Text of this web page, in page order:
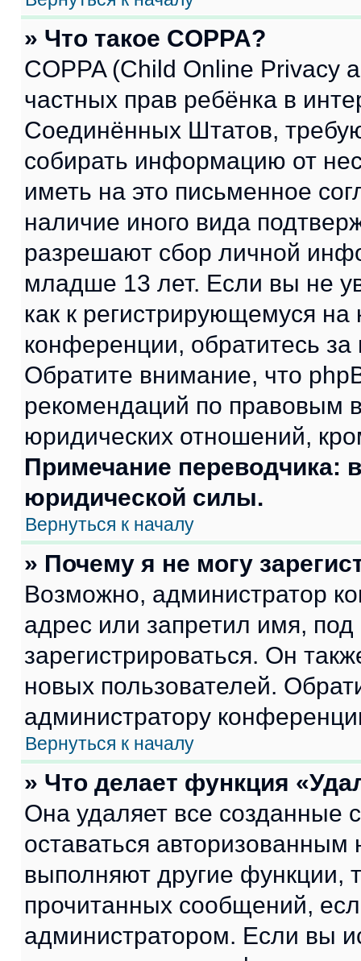
» Что такое COPPA?
COPPA (Child Online Privacy
частных прав ребёнка в
Соединённых Штатов,
собирать информацию от
иметь на это письменное
наличие иного вида
разрешают сбор личной
младше 13 лет. Если вы не
как к регистрирующемуся
конференции, обратитесь
Обратите внимание, что
рекомендаций по правовым
юридических отношений,
Примечание переводчика:
юридической силы.
Вернуться к началу
» Почему я не могу
Возможно, администратор
адрес или запретил имя,
зарегистрироваться. Он
новых пользователей.
администратору
Вернуться к началу
» Что делает функция
Она удаляет все созданные
оставаться
выполняют другие функции,
прочитанных сообщений,
администратором. Если вы